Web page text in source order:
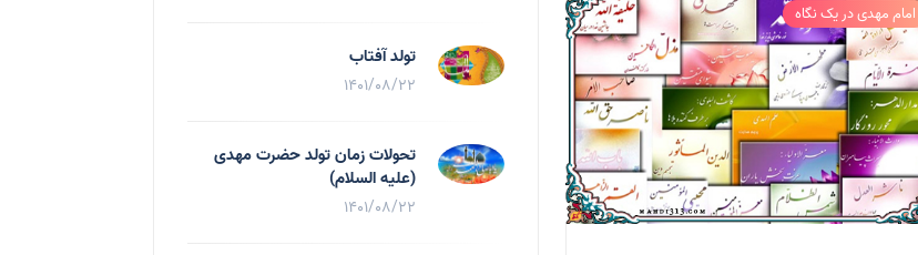
امام مهدی در یک نگاه
تولد آفتاب
1401/08/22
تحولات زمان تولد حضرت مهدی
(علیه السلام)
1401/08/22